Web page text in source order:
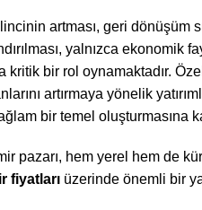
artması, geri dönüşüm
yalnızca ekonomik
kritik bir rol oynamaktadır.
artırmaya yönelik
bir temel oluşturmasına
pazarı, hem yerel hem de
fiyatları üzerinde önemli bir